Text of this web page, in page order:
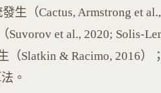
生（Cactus, Armstrong et
et al., 2020; Solis-
（Slatkin & Racimo, 2016）
。